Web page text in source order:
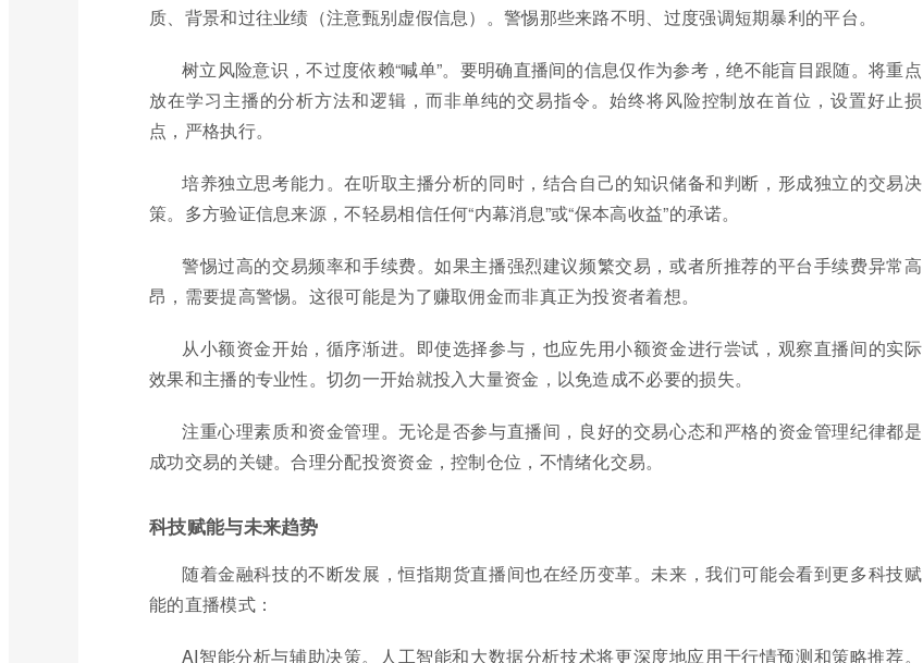
质、背景和过往业绩（注意甄别虚假信息）。警惕那些来路不明、过度强调短期暴利的平台。
树立风险意识，不过度依赖“喊单”。要明确直播间的信息仅作为参考，绝不能盲目跟随。将重点
放在学习主播的分析方法和逻辑，而非单纯的交易指令。始终将风险控制放在首位，设置好止损
点，严格执行。
培养独立思考能力。在听取主播分析的同时，结合自己的知识储备和判断，形成独立的交易决
策。多方验证信息来源，不轻易相信任何“内幕消息”或“保本高收益”的承诺。
警惕过高的交易频率和手续费。如果主播强烈建议频繁交易，或者所推荐的平台手续费异常高
昂，需要提高警惕。这很可能是为了赚取佣金而非真正为投资者着想。
从小额资金开始，循序渐进。即使选择参与，也应先用小额资金进行尝试，观察直播间的实际
效果和主播的专业性。切勿一开始就投入大量资金，以免造成不必要的损失。
注重心理素质和资金管理。无论是否参与直播间，良好的交易心态和严格的资金管理纪律都是
成功交易的关键。合理分配投资资金，控制仓位，不情绪化交易。
科技赋能与未来趋势
随着金融科技的不断发展，恒指期货直播间也在经历变革。未来，我们可能会看到更多科技赋
能的直播模式：
AI智能分析与辅助决策。人工智能和大数据分析技术将更深度地应用于行情预测和策略推荐。